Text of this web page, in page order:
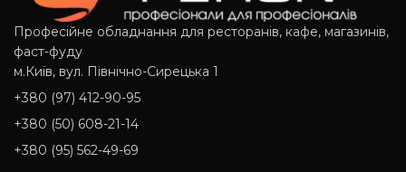
Професійне обладнання для ресторанів, кафе, магазинів,
фаст-фуду
м.Київ, вул. Північно-Сирецька 1
+380 (97) 412-90-95
+380 (50) 608-21-14
+380 (95) 562-49-69